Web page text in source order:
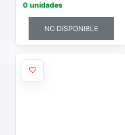
0 unidades
NO DISPONIBLE